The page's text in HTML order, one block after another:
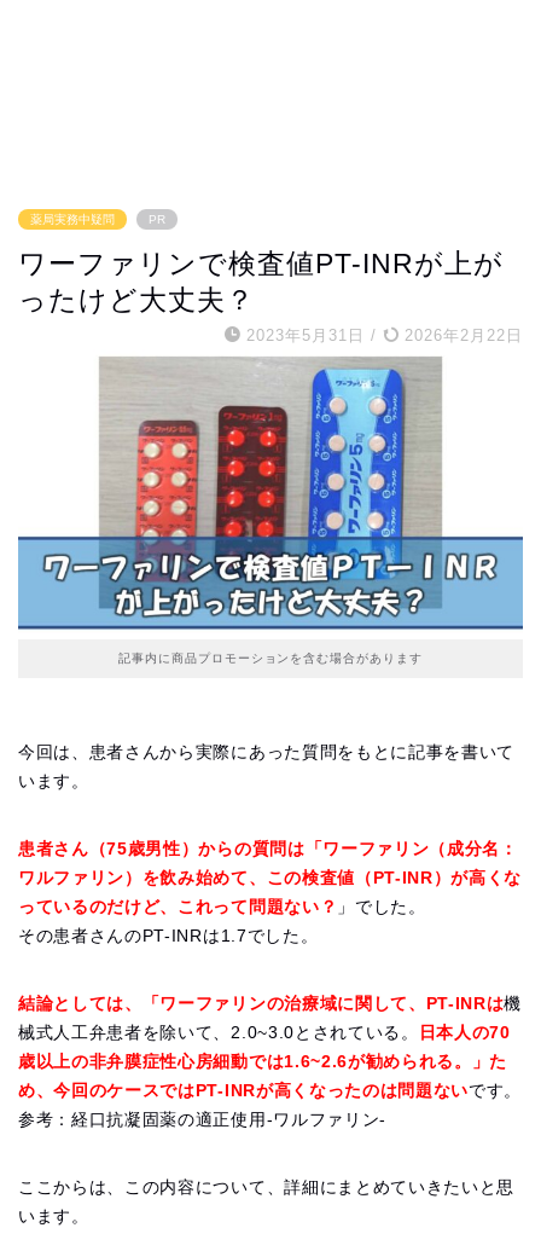
薬局実務中疑問 PR
ワーファリンで検査値PT-INRが上が
ったけど大丈夫？
2023年5月31日 / 2026年2月22日
記事内に商品プロモーションを含む場合があります
今回は、患者さんから実際にあった質問をもとに記事を書いて
います。
患者さん（75歳男性）からの質問は「ワーファリン（成分名：
ワルファリン）を飲み始めて、この検査値（PT-INR）が高くな
っているのだけど、これって問題ない？ 」でした。
その患者さんのPT-INRは1.7でした。
結論としては、「ワーファリンの治療域に関して、PT-INRは機
械式人工弁患者を除いて、2.0~3.0とされている。
日本人の70
歳以上の非弁膜症性心房細動では1.6~2.6が勧められる。」た
め、今回のケースではPT-INRが高くなったのは問題ないです。
参考：経口抗凝固薬の適正使用-ワルファリン-
ここからは、この内容について、詳細にまとめていきたいと思
います。